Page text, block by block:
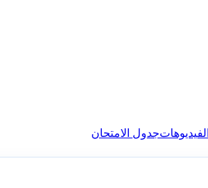
الفيديوهاتجدول الامتحان